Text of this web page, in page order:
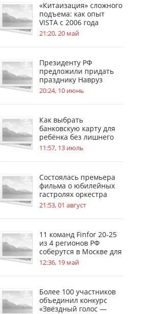
«Китаизация» сложного
подъема: как опыт
VISTA с 2006 года
меняет стандарты
безопасности на
21:20, 20 май
Президенту РФ
предложили придать
празднику Навруз
общенациональный
статус
20:24, 10 июнь
Как выбрать
банковскую карту для
ребёнка без лишнего
риска
11:57, 13 июль
Состоялась премьера
фильма о юбилейных
гастролях оркестра
имени В. В. Андреева
21:53, 01 август
11 команд Finfor 20-25
из 4 регионов РФ
соберутся в Москве для
защиты проектов по
выпуску ЦФА перед
12:36, 19 май
Более 100 участников
объединил конкурс
«Звёздный голос —